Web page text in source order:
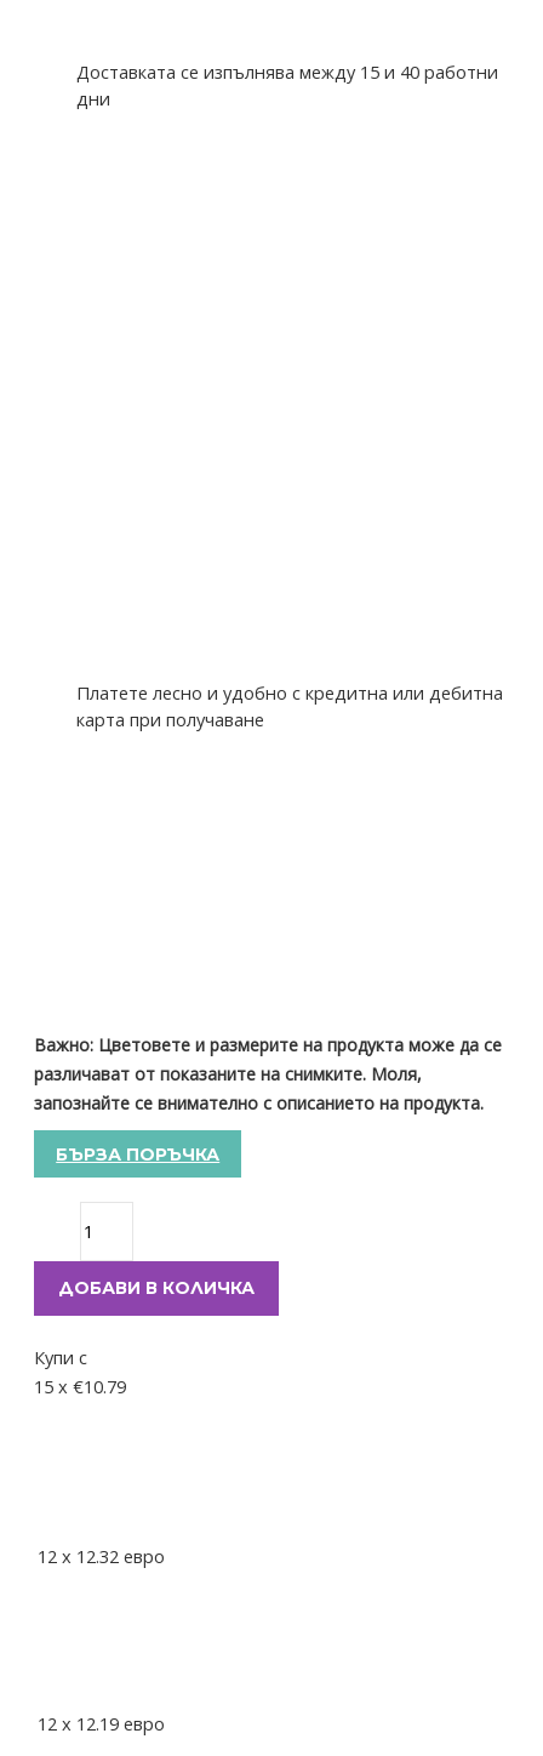
Доставката се изпълнява между 15 и 40 работни
дни
Платете лесно и удобно с кредитна или дебитна
карта при получаване
Важно: Цветовете и размерите на продукта може да се
различават от показаните на снимките. Моля,
запознайте се внимателно с описанието на продукта.
БЪРЗА ПОРЪЧКА
ДОБАВИ В КОЛИЧКА
Купи с
15 x €10.79
12 x 12.32 евро
12 x 12.19 евро